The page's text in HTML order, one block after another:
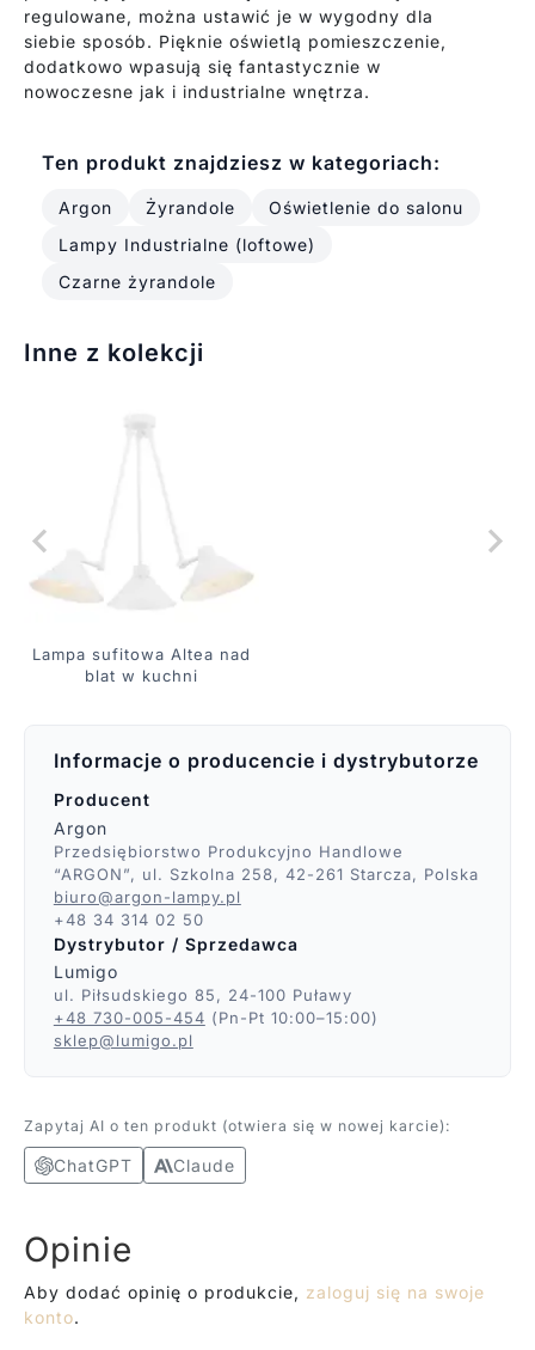
regulowane, można ustawić je w wygodny dla
siebie sposób. Pięknie oświetlą pomieszczenie,
dodatkowo wpasują się fantastycznie w
nowoczesne jak i industrialne wnętrza.
Ten produkt znajdziesz w kategoriach:
Argon Żyrandole
Oświetlenie do salonu
Lampy Industrialne (loftowe)
Czarne żyrandole
Inne z kolekcji
Lampa sufitowa Altea nad
blat w kuchni
Informacje o producencie i dystrybutorze
Producent
Argon
Przedsiębiorstwo Produkcyjno Handlowe
“ARGON”, ul. Szkolna 258, 42-261 Starcza, Polska
biuro@argon-lampy.pl
+48 34 314 02 50
Dystrybutor / Sprzedawca
Lumigo
ul. Piłsudskiego 85, 24-100 Puławy
+48 730-005-454 (Pn-Pt 10:00–15:00)
sklep@lumigo.pl
Zapytaj AI o ten produkt (otwiera się w nowej karcie):
ChatGPT Claude
Opinie
Aby dodać opinię o produkcie, zaloguj się na swoje
konto.